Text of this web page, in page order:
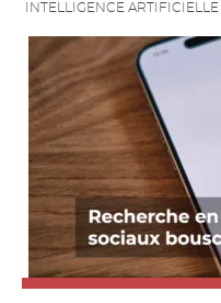
INTELLIGENCE ARTIFICIELLE